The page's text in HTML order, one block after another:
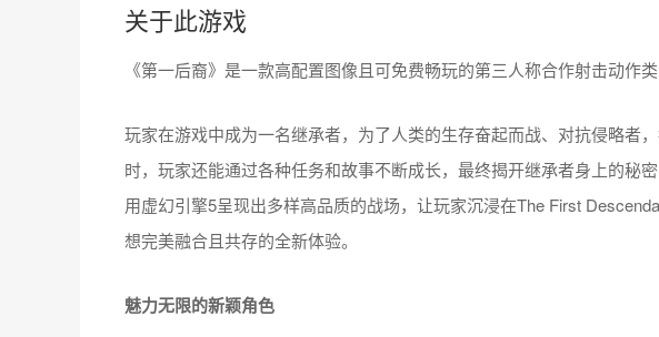
关于此游戏
《第一后裔》是一款高配置图像且可免费畅玩的第三人称合作射击动作类
玩家在游戏中成为一名继承者，为了人类的生存奋起而战、对抗侵略者
时，玩家还能通过各种任务和故事不断成长，最终揭开继承者身上的秘
用虚幻引擎5呈现出多样高品质的战场，让玩家沉浸在The First
想完美融合且共存的全新体验。
魅力无限的新颖角色